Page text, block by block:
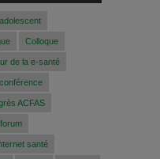
adolescent
Colloque
de la e-santé
conférence
ACFAS
forum
santé